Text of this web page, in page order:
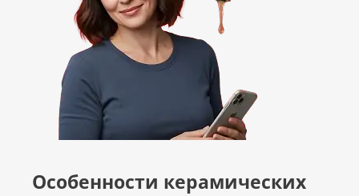
Особенности керамических